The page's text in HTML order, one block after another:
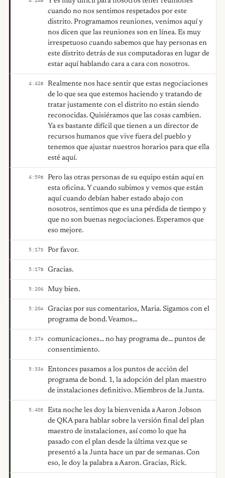
cuando no nos sentimos respetados por este
distrito. Programamos reuniones, venimos aquí y
nos dicen que las reuniones son en línea. Es muy
irrespetuoso cuando sabemos que hay personas en
este distrito detrás de sus computadoras en lugar de
estar aquí hablando cara a cara con nosotros.
4:42B
Realmente nos hace sentir que estas negociaciones
de lo que sea que estemos haciendo y tratando de
tratar justamente con el distrito no están siendo
reconocidas. Quisiéramos que las cosas cambien.
Ya es bastante difícil que tienen a un director de
recursos humanos que vive fuera del pueblo y
tenemos que ajustar nuestros horarios para que ella
esté aquí.
4:59B
Pero las otras personas de su equipo están aquí en
esta oficina. Y cuando subimos y vemos que están
aquí cuando debían haber estado abajo con
nosotros, sentimos que es una pérdida de tiempo y
que no son buenas negociaciones. Esperamos que
eso mejore.
5:17D Por favor.
5:17B Gracias.
5:20G Muy bien.
5:20A
Gracias por sus comentarios, Maria. Sigamos con el
programa de bond. Veamos...
5:27A
comunicaciones... no hay programa de... puntos de
consentimiento.
5:33A
Entonces pasamos a los puntos de acción del
programa de bond. 1, la adopción del plan maestro
de instalaciones definitivo. Miembros de la Junta.
5:40E
Esta noche les doy la bienvenida a Aaron Jobson
de QKA para hablar sobre la versión final del plan
maestro de instalaciones, así como lo que ha
pasado con el plan desde la última vez que se
presentó a la Junta hace un par de semanas. Con
eso, le doy la palabra a Aaron. Gracias, Rick.